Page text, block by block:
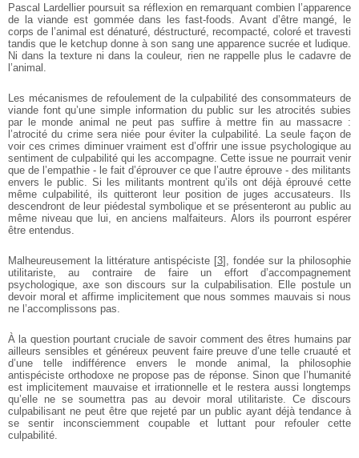
Pascal Lardellier poursuit sa réflexion en remarquantcombien l’apparence
de la viande est gommée dans les fast-foods. Avant d’être mangé, le
corps de l’animal est dénaturé, déstructuré, recompacté, coloré et travesti
tandis que le ketchup donne à son sang une apparencesucrée et ludique.
Ni dans la texture ni dans la couleur,
rien ne rappelle plus le cadavre de
l’animal.
Les mécanismes de refoulement de la culpabilité des consommateurs de
viande font qu’une simple information du public sur les atrocités subies
par le monde animal ne peut pas suffire à mettre fin aumassacre :
l’atrocité du crime sera niée pour éviter la culpabilité. La seule façon de
voir ces crimes diminuervraiment est d’offrir une issue psychologique au
sentiment de culpabilité qui les accompagne. Cette issue ne pourrait venir
que de l’empathie - le fait d’éprouver ce que l’autre éprouve - des militants
envers le public. Si les militants montrent qu’ils ont déjà éprouvé cette
même culpabilité, ils quitteront leur position de juges accusateurs. Ils
descendront deleur piédestal symbolique et se présenteront au public au
même niveau que lui, en anciens malfaiteurs. Alors ils pourront espérer
être entendus.
Malheureusement la littérature antispéciste [3] , fondée sur la philosophie
utilitariste, au contraire de faire un effort d’accompagnement
psychologique, axe sondiscours sur la culpabilisation. Elle postule un
devoir moral et affirme implicitement que nous sommes mauvais si nous
ne l’accomplissons pas.
À la question pourtant cruciale de savoir comment des êtres humains par
ailleurs sensibles et généreux peuvent faire preuve d’une telle cruauté et
d’une telleindifférence envers le monde animal, la philosophie
antispéciste orthodoxe ne propose pas de réponse. Sinon que l’humanité
est implicitement mauvaise et irrationnelle et le restera aussi longtemps
qu’elle ne sesoumettra pas au devoir moral utilitariste. Ce discours
culpabilisant ne peut être que rejeté par un public ayant déjà tendance à
se sentir inconsciemmentcoupable et luttant pour refouler cette
culpabilité.